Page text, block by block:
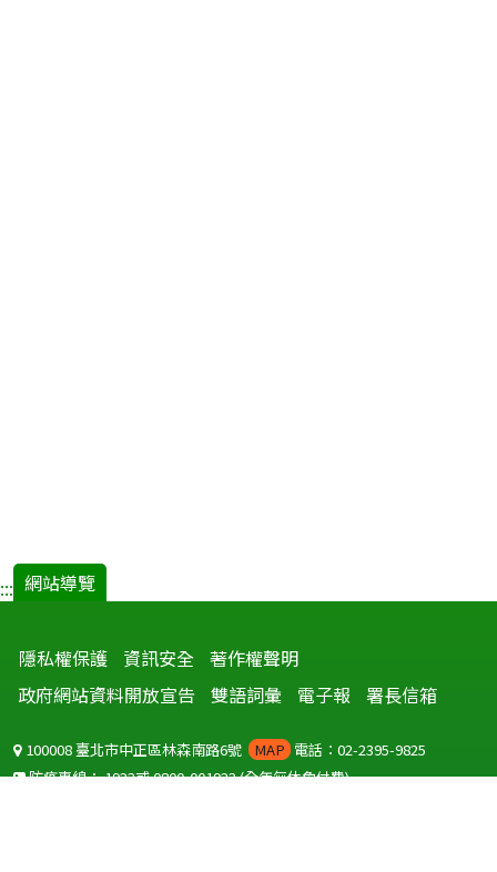
::: 網站導覽
隱私權保護 資訊安全 著作權聲明
政府網站資料開放宣告
雙語詞彙 電子報 署長信箱
100008 臺北市中正區林森南路6號 MAP 電話：02-2395-9825
防疫專線：1922或0800-001922(全年無休免付費)